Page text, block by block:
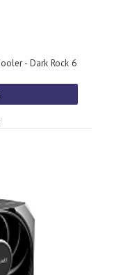
- Dark Rock 6